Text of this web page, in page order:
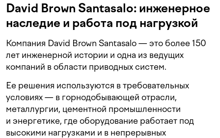
David Brown Santasalo: инженерное
наследие и работа под нагрузкой
Компания David Brown Santasalo — это более 150
лет инженерной истории и одна из ведущих
компаний в области приводных систем.
Ее решения используются в требовательных
условиях — в горнодобывающей отрасли,
металлургии, цементной промышленности
и энергетике, где оборудование работает под
высокими нагрузками и в непрерывных